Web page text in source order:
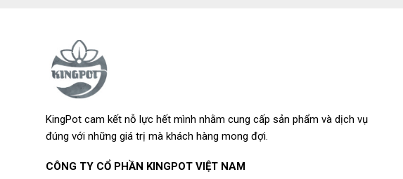
KingPot cam kết nỗ lực hết mình nhằm cung cấp sản phẩm và dịch vụ
đúng với những giá trị mà khách hàng mong đợi.
CÔNG TY CỔ PHẦN KINGPOT VIỆT NAM